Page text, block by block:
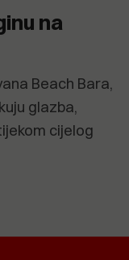
na
Beach Bara,
glazba,
cijelog